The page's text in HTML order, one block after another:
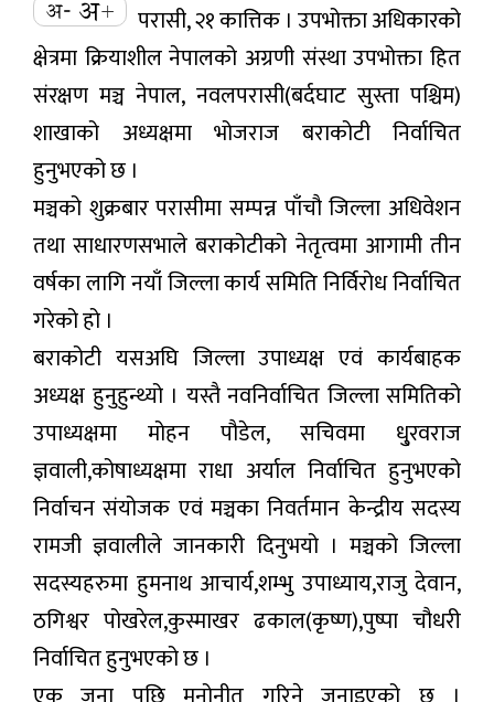
परासी, २१ कात्तिक । उपभोक्ता अधिकारको
क्षेत्रमा क्रियाशील नेपालको अग्रणी संस्था उपभोक्ता हित
संरक्षण मञ्च नेपाल, नवलपरासी(बर्दघाट सुस्ता पश्चिम)
शाखाको अध्यक्षमा भोजराज बराकोटी निर्वाचित
हुनुभएको छ ।
मञ्चको शुक्रबार परासीमा सम्पन्न पाँचौ जिल्ला अधिवेशन
तथा साधारणसभाले बराकोटीको नेतृत्वमा आगामी तीन
वर्षका लागि नयाँ जिल्ला कार्य समिति निर्विरोध निर्वाचित
गरेको हो ।
बराकोटी यसअघि जिल्ला उपाध्यक्ष एवं कार्यबाहक
अध्यक्ष हुनुहुन्थ्यो । यस्तै नवनिर्वाचित जिल्ला समितिको
उपाध्यक्षमा मोहन पौडेल, सचिवमा धु्रवराज
ज्ञवाली,कोषाध्यक्षमा राधा अर्याल निर्वाचित हुनुभएको
निर्वाचन संयोजक एवं मञ्चका निवर्तमान केन्द्रीय सदस्य
रामजी ज्ञवालीले जानकारी दिनुभयो । मञ्चको जिल्ला
सदस्यहरुमा हुमनाथ आचार्य,शम्भु उपाध्याय,राजु देवान,
ठगिश्वर पोखरेल,कुस्माखर ढकाल(कृष्ण),पुष्पा चौधरी
निर्वाचित हुनुभएको छ ।